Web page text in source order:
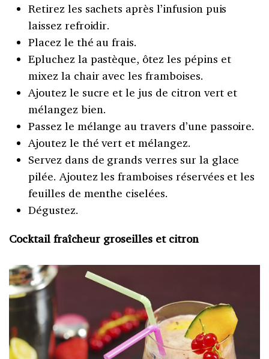
Retirez les sachets après l’infusion puis
laissez refroidir.
Placez le thé au frais.
Epluchez la pastèque, ôtez les pépins et
mixez la chair avec les framboises.
Ajoutez le sucre et le jus de citron vert et
mélangez bien.
Passez le mélange au travers d’une passoire.
Ajoutez le thé vert et mélangez.
Servez dans de grands verres sur la glace
pilée. Ajoutez les framboises réservées et les
feuilles de menthe ciselées.
Dégustez.
Cocktail fraîcheur groseilles et citron